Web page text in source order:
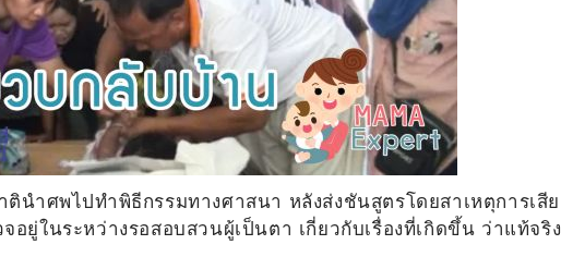
นำศพไปทำพิธีกรรมทางศาสนา หลังส่งชันสูตรโดยสาเหตุการเสีย
อยู่ในระหว่างรอสอบสวนผู้เป็นตา เกี่ยวกับเรื่องที่เกิดขึ้น ว่าแท้จริง